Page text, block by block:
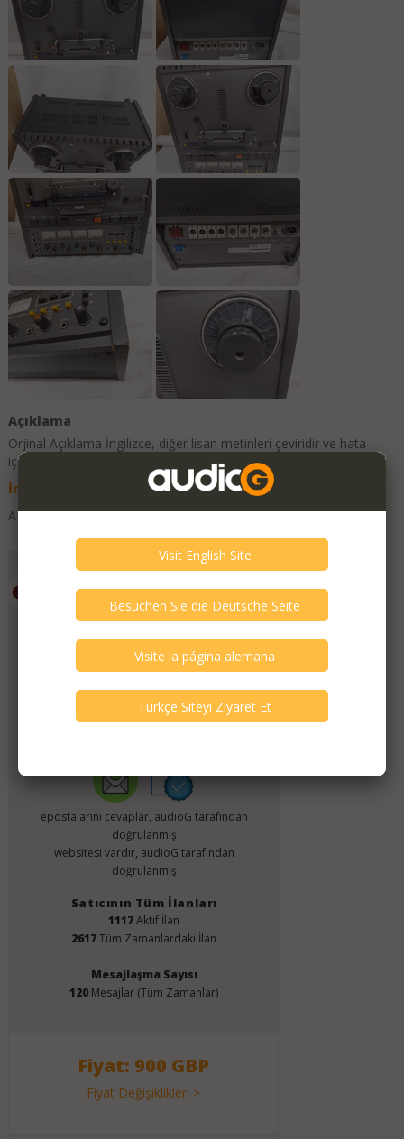
Açıklama
Orjinal Açıklama İngilizce, diğer lisan metinleri çeviridir ve hata
içerebilir.
İngilizce
İspanyolca
Türkçe
A few marks but serviced and in full working order.
Favorilere Ekle
Üyelik TarihiJuly 2019
kişi daha doğruladı.
epostalarını cevaplar, audioG tarafından
doğrulanmış
websitesi vardır, audioG tarafından
doğrulanmış
Satıcının Tüm İlanları
1117Aktif İlan
2617Tüm Zamanlardaki İlan
Mesajlaşma Sayısı
120 Mesajlar (Tüm Zamanlar)
Fiyat: 900 GBP
Fiyat Değişiklikleri >